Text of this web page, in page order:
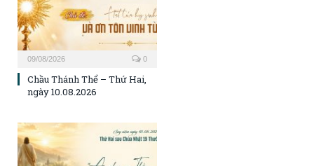
09/08/2026 0
Chầu Thánh Thể – Thứ Hai,
ngày 10.08.2026